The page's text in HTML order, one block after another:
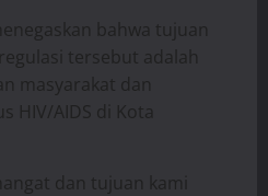
bahwa tujuan
tersebut adalah
masyarakat dan
HIV/AIDS di Kota
dan tujuan kami